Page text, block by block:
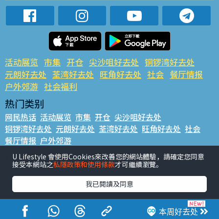
本周好去处
活动展览 市集 开仓 尖沙咀好去处 铜锣湾好去处
元朗好去处 荃湾好去处 旺角好去处 社会 餐厅情报
户外郊游 社会福利
热门类别
网民热话 活动展览 市集 开仓 尖沙咀好去处
铜锣湾好去处 元朗好去处 荃湾好去处 旺角好去处 社会
餐厅情报 户外郊游
热门标签
#UGO揾好去处 #人气活动推介 #美食社群热话
#ULifestyle应用程式
#UJetso礼物放送 #ULifestyle商户中心 #著数 #网络热话
香港经济日报版权所有©2026
U Lifestyle 會使用Cookies來改善您的網站體驗，請確定您同意
接受本網站之私隱政策和使用條款才可繼續瀏覽。
我已閱讀及同意